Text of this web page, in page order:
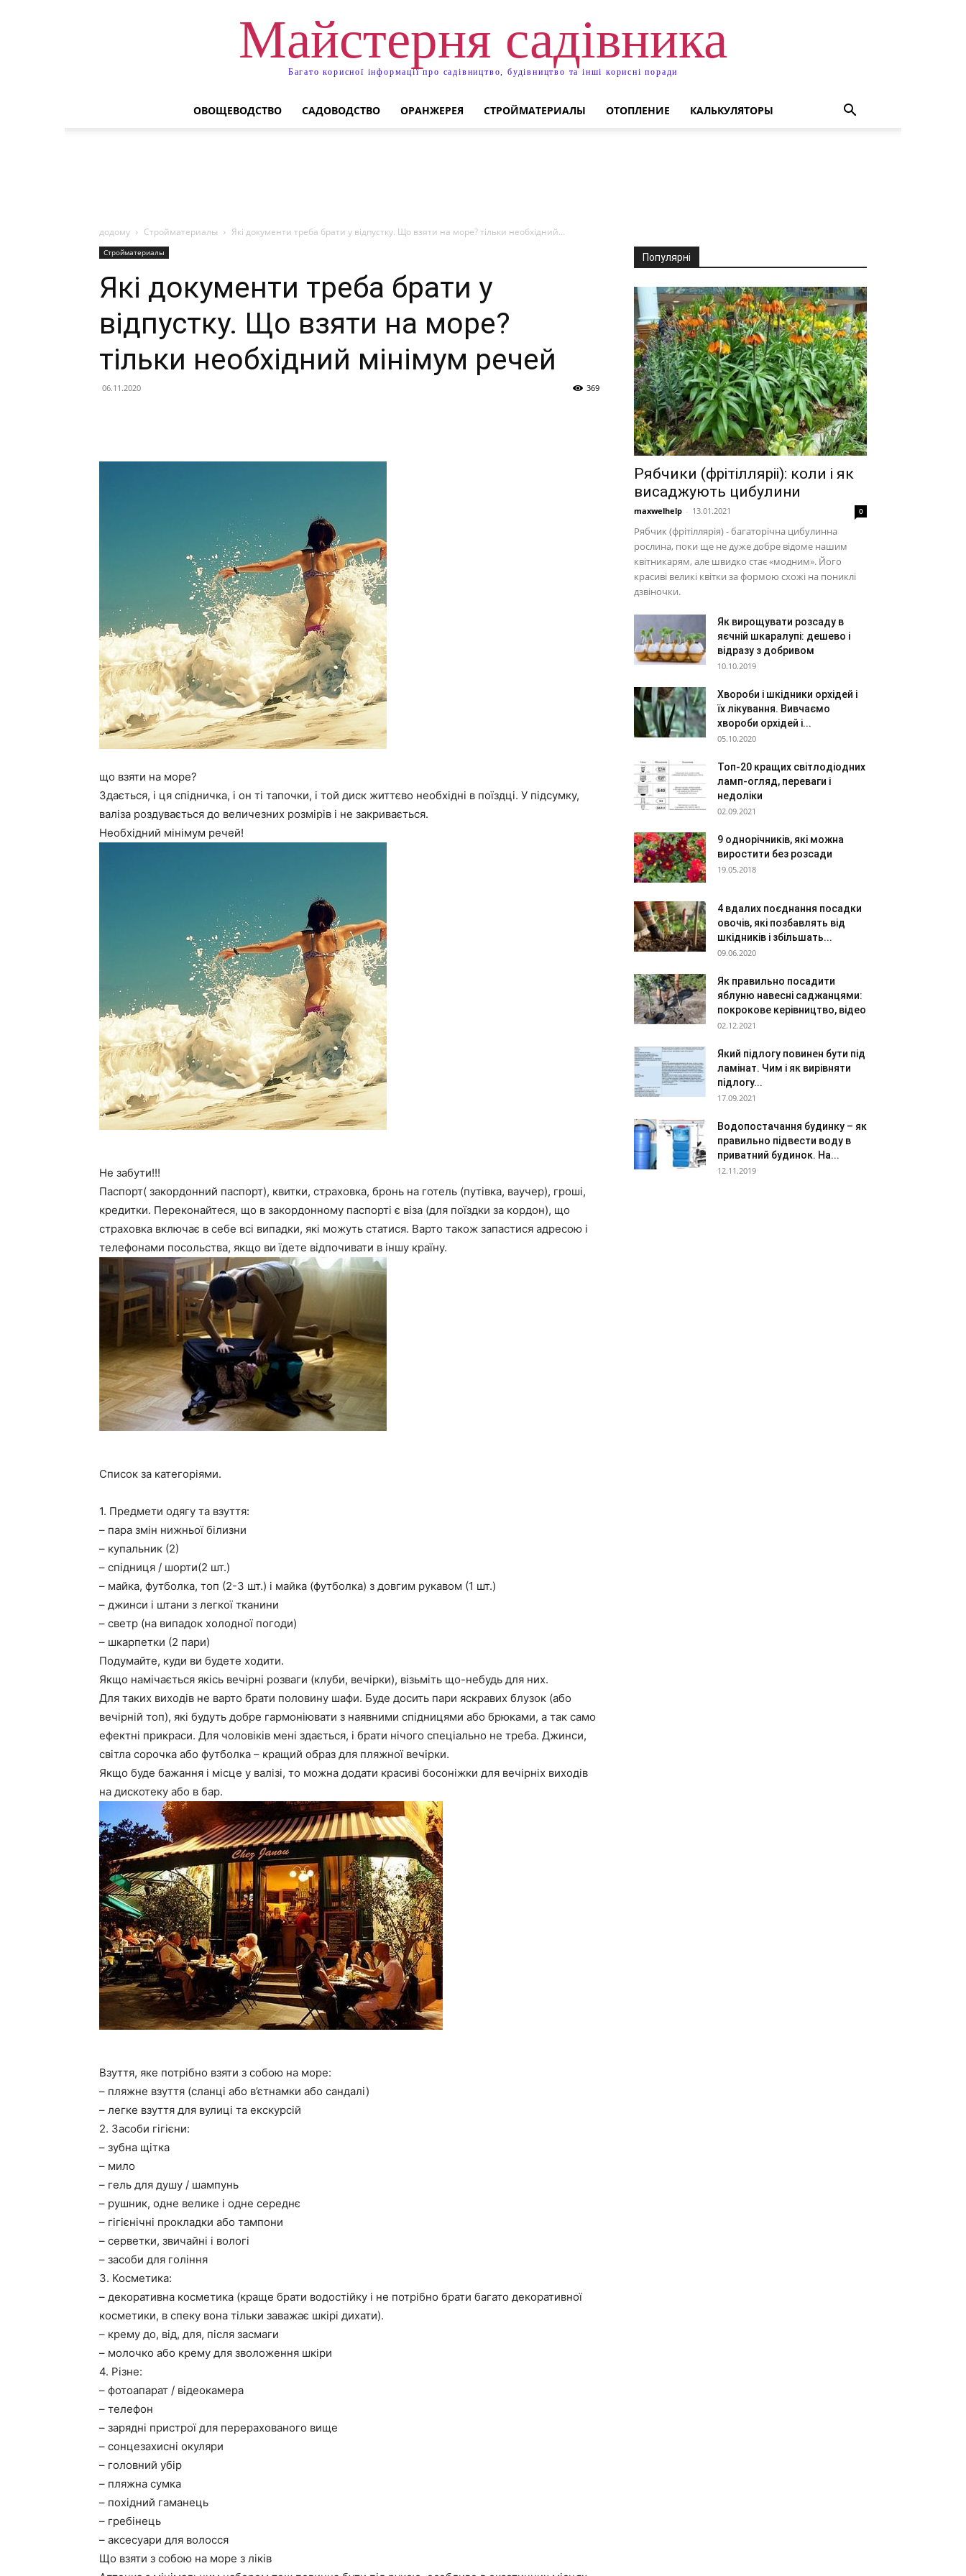
Майстерня садівника
Багато корисної інформації про садівництво, будівництво та інші корисні поради
ОВОЩЕВОДСТВО САДОВОДСТВО ОРАНЖЕРЕЯ СТРОЙМАТЕРИАЛЫ ОТОПЛЕНИЕ КАЛЬКУЛЯТОРЫ
додому Стройматериалы Які документи треба брати у відпустку. Що взяти на море? тільки необхідний...
Стройматериалы
Які документи треба брати у
відпустку. Що взяти на море?
тільки необхідний мінімум речей
06.11.2020 369
що взяти на море?
Здається, і ця спідничка, і он ті тапочки, і той диск життєво необхідні в поїздці. У підсумку,
валіза роздувається до величезних розмірів і не закривається.
Необхідний мінімум речей!
Не забути!!!
Паспорт( закордонний паспорт), квитки, страховка, бронь на готель (путівка, ваучер), гроші,
кредитки. Переконайтеся, що в закордонному паспорті є віза (для поїздки за кордон), що
страховка включає в себе всі випадки, які можуть статися. Варто також запастися адресою і
телефонами посольства, якщо ви їдете відпочивати в іншу країну.
Список за категоріями.
1. Предмети одягу та взуття:
– пара змін нижньої білизни
– купальник (2)
– спідниця / шорти(2 шт.)
– майка, футболка, топ (2-3 шт.) і майка (футболка) з довгим рукавом (1 шт.)
– джинси і штани з легкої тканини
– светр (на випадок холодної погоди)
– шкарпетки (2 пари)
Подумайте, куди ви будете ходити.
Якщо намічається якісь вечірні розваги (клуби, вечірки), візьміть що-небудь для них.
Для таких виходів не варто брати половину шафи. Буде досить пари яскравих блузок (або
вечірній топ), які будуть добре гармоніювати з наявними спідницями або брюками, а так само
ефектні прикраси. Для чоловіків мені здається, і брати нічого спеціально не треба. Джинси,
світла сорочка або футболка – кращий образ для пляжної вечірки.
Якщо буде бажання і місце у валізі, то можна додати красиві босоніжки для вечірніх виходів
на дискотеку або в бар.
Взуття, яке потрібно взяти з собою на море:
– пляжне взуття (сланці або в’єтнамки або сандалі)
– легке взуття для вулиці та екскурсій
2. Засоби гігієни:
– зубна щітка
– мило
– гель для душу / шампунь
– рушник, одне велике і одне середнє
– гігієнічні прокладки або тампони
– серветки, звичайні і вологі
– засоби для гоління
3. Косметика:
– декоративна косметика (краще брати водостійку і не потрібно брати багато декоративної
косметики, в спеку вона тільки заважає шкірі дихати).
– крему до, від, для, після засмаги
– молочко або крему для зволоження шкіри
4. Різне:
– фотоапарат / відеокамера
– телефон
– зарядні пристрої для перерахованого вище
– сонцезахисні окуляри
– головний убір
– пляжна сумка
– похідний гаманець
– гребінець
– аксесуари для волосся
Що взяти з собою на море з ліків
Популярні
Рябчики (фрітілляріі): коли і як
висаджують цибулини
maxwelhelp - 13.01.2021 0
Рябчик (фрітіллярія) - багаторічна цибулинна
рослина, поки ще не дуже добре відоме нашим
квітникарям, але швидко стає «модним». Його
красиві великі квітки за формою схожі на пониклі
дзвіночки.
Як вирощувати розсаду в
яєчній шкаралупі: дешево і
відразу з добривом
10.10.2019
Хвороби і шкідники орхідей і
їх лікування. Вивчаємо
хвороби орхідей і...
05.10.2020
Топ-20 кращих світлодіодних
ламп-огляд, переваги і
недоліки
02.09.2021
9 однорічників, які можна
виростити без розсади
19.05.2018
4 вдалих поєднання посадки
овочів, які позбавлять від
шкідників і збільшать...
09.06.2020
Як правильно посадити
яблуню навесні саджанцями:
покрокове керівництво, відео
02.12.2021
Який підлогу повинен бути під
ламінат. Чим і як вирівняти
підлогу...
17.09.2021
Водопостачання будинку – як
правильно підвести воду в
приватний будинок. На...
12.11.2019